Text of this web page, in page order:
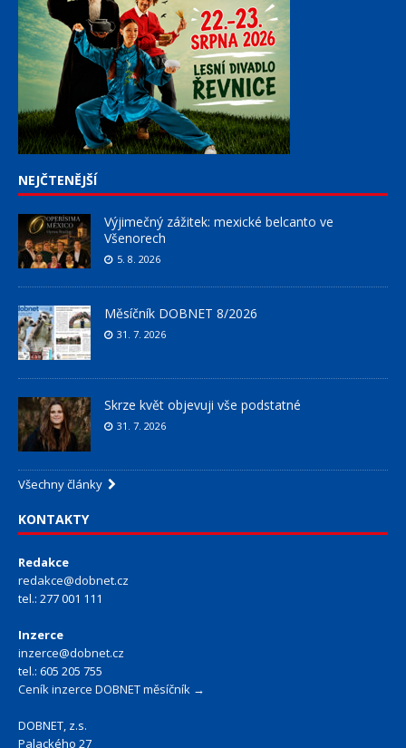
NEJČTENĚJŠÍ
Výjimečný zážitek: mexické belcanto ve
Všenorech
5. 8. 2026
Měsíčník DOBNET 8/2026
31. 7. 2026
Skrze květ objevuji vše podstatné
31. 7. 2026
Všechny články
KONTAKTY
Redakce
redakce@dobnet.cz
tel.: 277 001 111
Inzerce
inzerce@dobnet.cz
tel.: 605 205 755
Ceník inzerce DOBNET měsíčník →
DOBNET, z.s.
Palackého 27